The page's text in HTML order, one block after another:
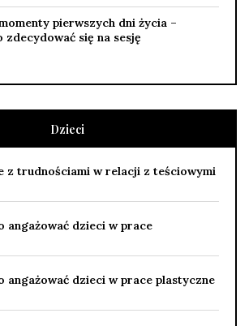
pierwszych dni życia –
się na sesję
Dzieci
z trudnościami w relacji z teściowymi
angażować dzieci w prace
angażować dzieci w prace plastyczne